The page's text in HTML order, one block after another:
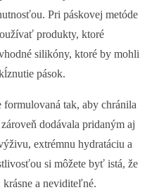
Pri páskovej metóde
produkty, ktoré
silikóny, ktoré by mohli
pások.
formulovaná tak, aby chránila
dodávala pridaným aj
extrémnu hydratáciu a
si môžete byť istá, že
krásne a neviditeľné.